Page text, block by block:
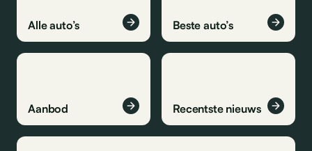
Alle auto’s Beste auto’s
Aanbod Recentste nieuws